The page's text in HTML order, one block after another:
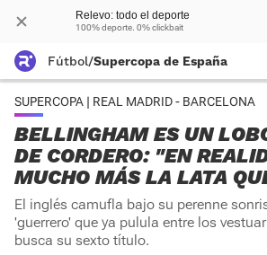
Relevo: todo el deporte
100% deporte. 0% clickbait
Fútbol/Supercopa de España
SUPERCOPA | REAL MADRID - BARCELONA
BELLINGHAM ES UN
DE CORDERO: "EN
MUCHO MÁS LA LATA
El inglés camufla bajo su perenne
'guerrero' que ya pulula entre los
busca su sexto título.